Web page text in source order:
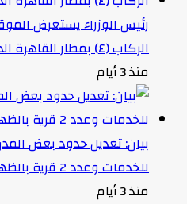
رئيس الوزراء يستعرض
الركاب (٤) بمطار القاهرة الدولي
منذ 3 أيام
بيان: تعديل حدود بعض
للخدمات وعدد 2 قرية بالظهير الصحراوي
منذ 3 أيام